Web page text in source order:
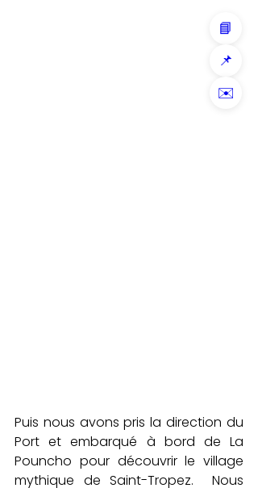
Puis nous avons pris la direction du
Port et embarqué à bord de La
Pouncho pour découvrir le village
mythique de Saint-Tropez.  Nous
📘
📌
✉️